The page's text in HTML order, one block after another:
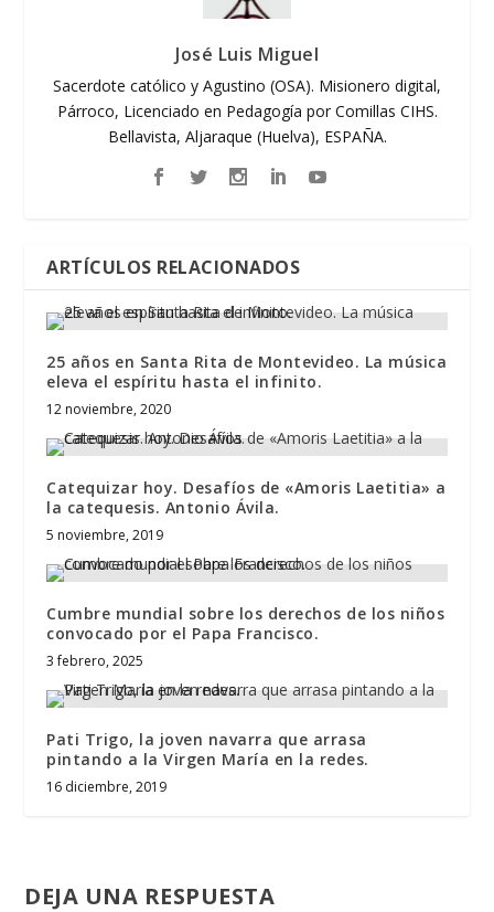
José Luis Miguel
Sacerdote católico y Agustino (OSA). Misionero digital,
Párroco, Licenciado en Pedagogía por Comillas CIHS.
Bellavista, Aljaraque (Huelva), ESPAÑA.
ARTÍCULOS RELACIONADOS
25 años en Santa Rita de Montevideo. La música
eleva el espíritu hasta el infinito.
12 noviembre, 2020
Catequizar hoy. Desafíos de «Amoris Laetitia» a
la catequesis. Antonio Ávila.
5 noviembre, 2019
Cumbre mundial sobre los derechos de los niños
convocado por el Papa Francisco.
3 febrero, 2025
Pati Trigo, la joven navarra que arrasa
pintando a la Virgen María en la redes.
16 diciembre, 2019
DEJA UNA RESPUESTA